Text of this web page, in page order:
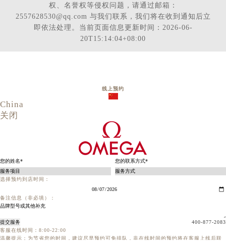
权、名誉权等侵权问题，请通过邮箱：
2557628530@qq.com 与我们联系，我们将在收到通知后立
即依法处理。当前页面信息更新时间：2026-06-
20T15:14:04+08:00
线上预约
China
关闭
选择预约到店时间：
备注信息（非必填）：
提交服务
400-877-2083
客服在线时间：8:00-22:00
温馨提示：为节省您的时间，建议尽早预约可免排队，非在线时间的预约将在客服上线后联